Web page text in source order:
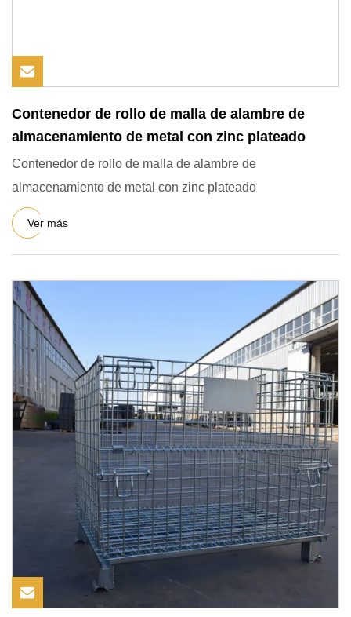
Contenedor de rollo de malla de alambre de
almacenamiento de metal con zinc plateado
Contenedor de rollo de malla de alambre de
almacenamiento de metal con zinc plateado
Ver más